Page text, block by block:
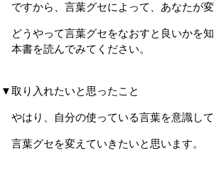
ですから、言葉グセによって、あなたが変
どうやって言葉グセをなおすと良いかを知
本書を読んでみてください。
▼取り入れたいと思ったこと
やはり、自分の使っている言葉を意識して
言葉グセを変えていきたいと思います。